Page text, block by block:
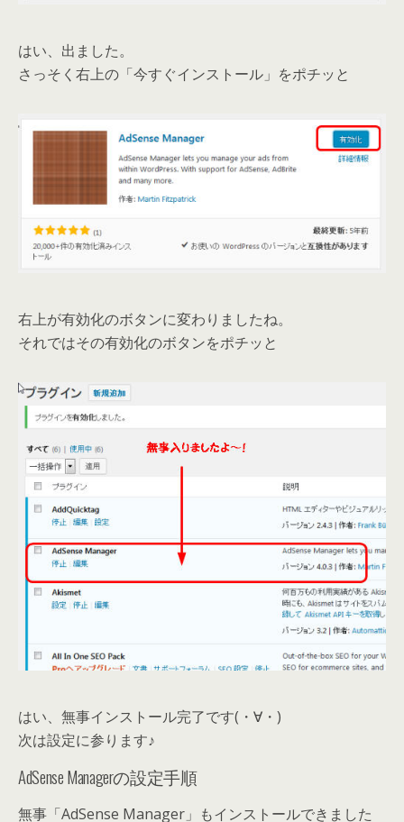
はい、出ました。
さっそく右上の「今すぐインストール」をポチッと
右上が有効化のボタンに変わりましたね。
それではその有効化のボタンをポチッと
はい、無事インストール完了です(・∀・)
次は設定に参ります♪
AdSense Managerの設定手順
無事「AdSense Manager」もインストールできました